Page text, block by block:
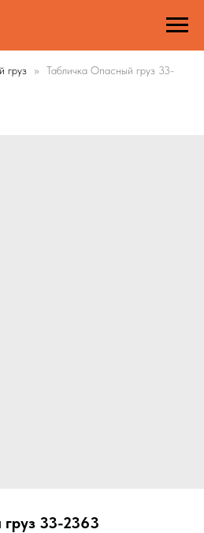
груз
Табличка Опасный груз 33-
33-2363